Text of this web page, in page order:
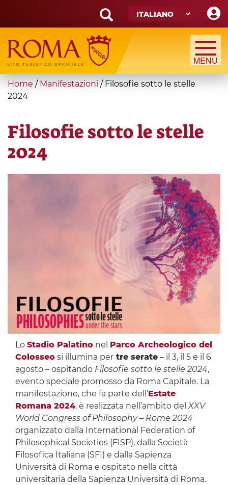
main
content
Search
form
Cerca
You
are
Home / Manifestazioni / Filosofie sotto le stelle
2024
Filosofie sotto le stelle
2024
Lo Stadio Palatinonel Parco Archeologico del
Colosseosi illumina pertre serate– il 3, il 5 e il 6
agosto – ospitando Filosofie sotto le stelle 2024,
evento speciale promosso da Roma Capitale. La
manifestazione, che fa parte dell’Estate
Romana 2024, è realizzata nell’ambito delXXV
World Congress of Philosophy – Rome 2024
organizzato dalla International Federation of
Philosophical Societies (FISP), dalla Società
Filosofica Italiana (SFI) e dalla Sapienza
Università di Roma e ospitato nella città
universitaria della Sapienza Università di Roma.